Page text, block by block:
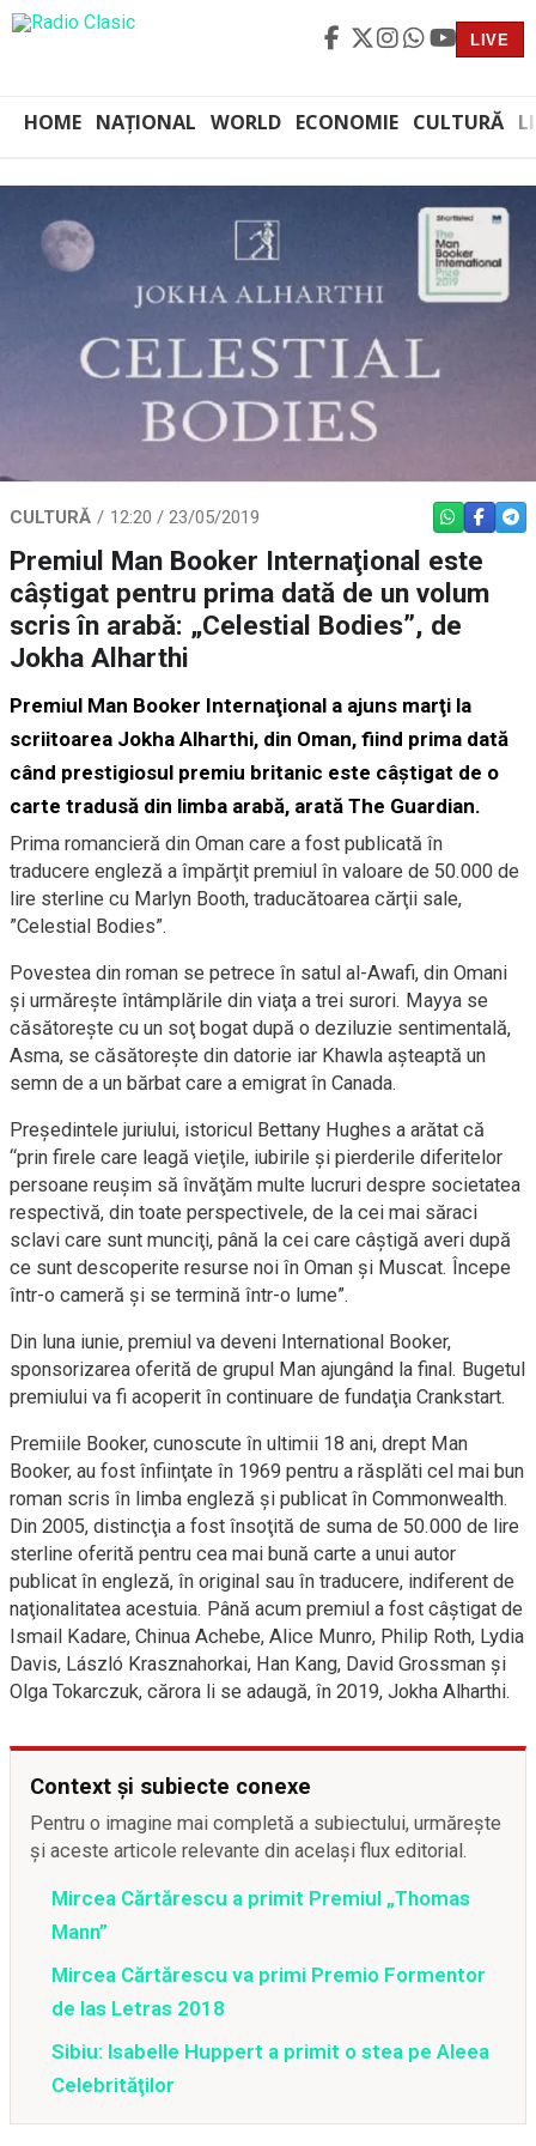
LIVE
HOME NAȚIONAL WORLD ECONOMIE CULTURĂ
CULTURĂ 12:20 / 23/05/2019 WHATSAPP
Premiul Man Booker Internaţional este
câştigat pentru prima dată de un volum
scris în arabă: „Celestial Bodies”, de
Jokha Alharthi
Premiul Man Booker Internaţional a ajuns marţi la
scriitoarea Jokha Alharthi, din Oman, fiind prima dată
când prestigiosul premiu britanic este câştigat de o
carte tradusă din limba arabă, arată The Guardian.
Prima romancieră din Oman care a fost publicată în
traducere engleză a împărţit premiul în valoare de 50.000 de
lire sterline cu Marlyn Booth, traducătoarea cărţii sale,
”Celestial Bodies”.
Povestea din roman se petrece în satul al-Awafi, din Omani
şi urmăreşte întâmplările din viaţa a trei surori. Mayya se
căsătoreşte cu un soţ bogat după o deziluzie sentimentală,
Asma, se căsătoreşte din datorie iar Khawla aşteaptă un
semn de a un bărbat care a emigrat în Canada.
Preşedintele juriului, istoricul Bettany Hughes a arătat că
“prin firele care leagă vieţile, iubirile şi pierderile diferitelor
persoane reuşim să învăţăm multe lucruri despre societatea
respectivă, din toate perspectivele, de la cei mai săraci
sclavi care sunt munciţi, până la cei care câştigă averi după
ce sunt descoperite resurse noi în Oman şi Muscat. Începe
într-o cameră şi se termină într-o lume”.
Din luna iunie, premiul va deveni International Booker,
sponsorizarea oferită de grupul Man ajungând la final. Bugetul
premiului va fi acoperit în continuare de fundaţia Crankstart.
Premiile Booker, cunoscute în ultimii 18 ani, drept Man
Booker, au fost înfiinţate în 1969 pentru a răsplăti cel mai bun
roman scris în limba engleză şi publicat în Commonwealth.
Din 2005, distincţia a fost însoţită de suma de 50.000 de lire
sterline oferită pentru cea mai bună carte a unui autor
publicat în engleză, în original sau în traducere, indiferent de
naţionalitatea acestuia. Până acum premiul a fost câştigat de
Ismail Kadare, Chinua Achebe, Alice Munro, Philip Roth, Lydia
Davis, László Krasznahorkai, Han Kang, David Grossman şi
Olga Tokarczuk, cărora li se adaugă, în 2019, Jokha Alharthi.
Context și subiecte conexe
Pentru o imagine mai completă a subiectului, urmărește
și aceste articole relevante din același flux editorial.
Mircea Cărtărescu a primit Premiul „Thomas
Mann”
Mircea Cărtărescu va primi Premio Formentor
de las Letras 2018
Sibiu: Isabelle Huppert a primit o stea pe Aleea
Celebrităţilor